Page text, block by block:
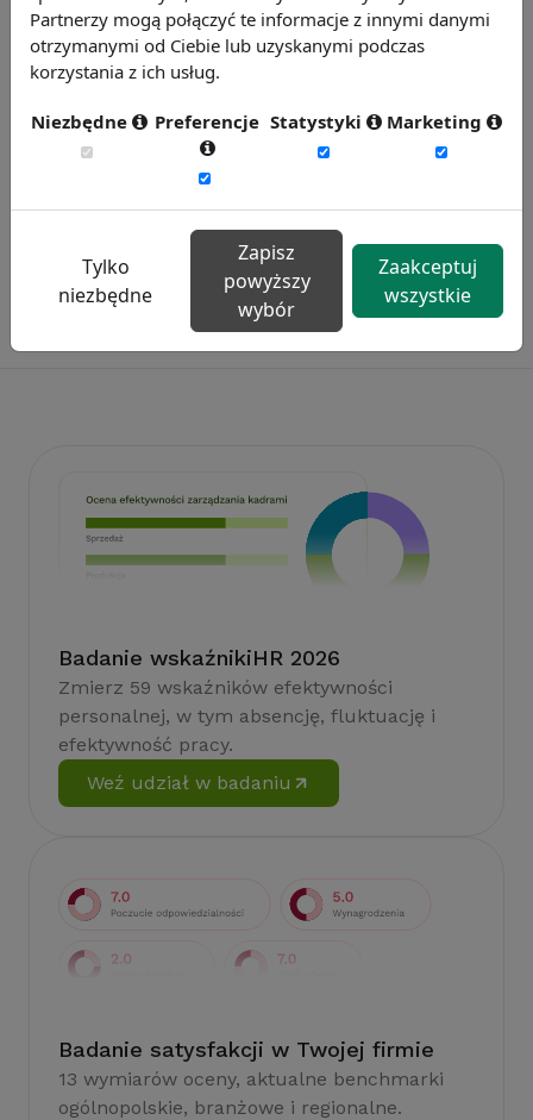
znalazło tam zatrudnienia. Rekordowo wysoką
stopę bezrobocia odnotowano z kolei we
wspomnianym wcześniej województwie
dolnośląskim - 11,5% oraz świętokrzyskim i
warmińsko-mazurskim - po 10,1%.
Badanie wskaźnikiHR 2026
Zmierz 59 wskaźników efektywności
personalnej, w tym absencję, fluktuację i
efektywność pracy.
Weź udział w badaniu
Badanie satysfakcji w Twojej firmie
13 wymiarów oceny, aktualne benchmarki
ogólnopolskie, branżowe i regionalne.
Partnerzy mogą połączyć te informacje z innymi danymi
otrzymanymi od Ciebie lub uzyskanymi podczas
korzystania z ich usług.
Niezbędne Preferencje Statystyki Marketing
Tylko
niezbędne
Zapisz
powyższy
wybór
Zaakceptuj
wszystkie